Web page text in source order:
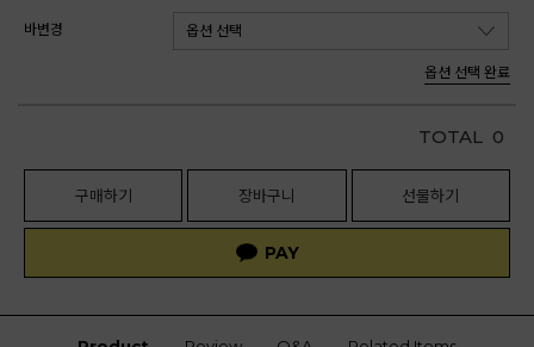
바변경
옵션 선택 완료
TOTAL 0
구매하기 장바구니 선물하기